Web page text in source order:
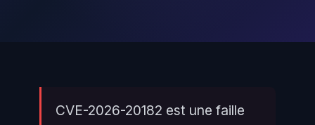
CVE-2026-20182 est une faille